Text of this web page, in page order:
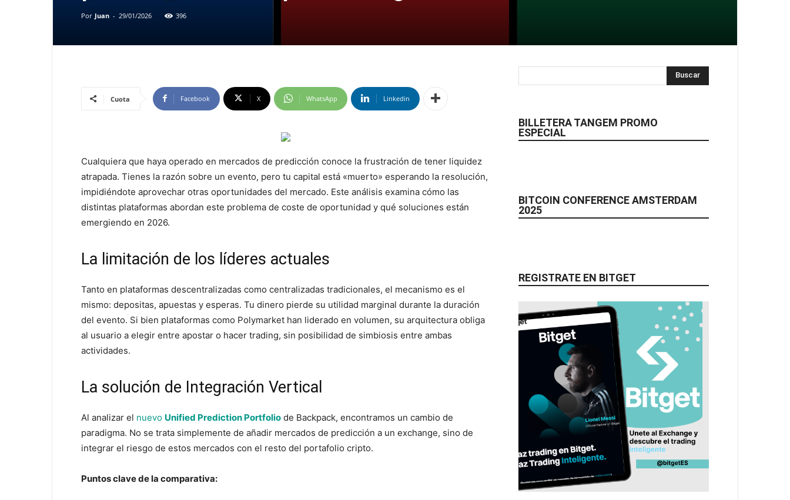
Por Juan - 29/01/2026 396
Cuota Facebook X WhatsApp Linkedin
Cualquiera que haya operado en mercados de predicción conoce la frustración de tener liquidez
atrapada. Tienes la razón sobre un evento, pero tu capital está «muerto» esperando la resolución,
impidiéndote aprovechar otras oportunidades del mercado. Este análisis examina cómo las
distintas plataformas abordan este problema de coste de oportunidad y qué soluciones están
emergiendo en 2026.
La limitación de los líderes actuales
Tanto en plataformas descentralizadas como centralizadas tradicionales, el mecanismo es el
mismo: depositas, apuestas y esperas. Tu dinero pierde su utilidad marginal durante la duración
del evento. Si bien plataformas como Polymarket han liderado en volumen, su arquitectura obliga
al usuario a elegir entre apostar o hacer trading, sin posibilidad de simbiosis entre ambas
actividades.
La solución de Integración Vertical
Al analizar el nuevo Unified Prediction Portfolio de Backpack, encontramos un cambio de
paradigma. No se trata simplemente de añadir mercados de predicción a un exchange, sino de
integrar el riesgo de estos mercados con el resto del portafolio cripto.
Puntos clave de la comparativa:
BILLETERA TANGEM PROMO
ESPECIAL
BITCOIN CONFERENCE AMSTERDAM
2025
REGISTRATE EN BITGET